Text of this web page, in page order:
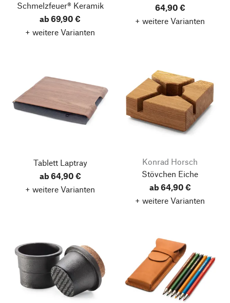
Schmelzfeuer® Keramik
ab 69,90 €
+ weitere Varianten
64,90 €
+ weitere Varianten
Tablett Laptray
ab 64,90 €
+ weitere Varianten
Konrad Horsch
Stövchen Eiche
ab 64,90 €
+ weitere Varianten